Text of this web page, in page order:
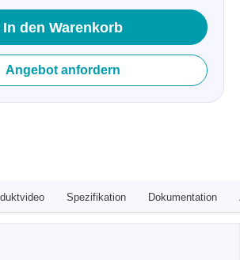
In den Warenkorb
Angebot anfordern
Spezifikation Dokumentation